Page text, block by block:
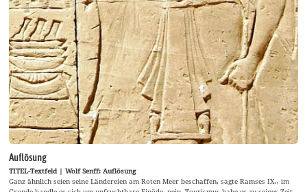
Auflösung
TITEL-Textfeld | Wolf Senff: Auflösung
Ganz ähnlich seien seine Ländereien am Roten Meer beschaffen, sagte Ramses IX., im